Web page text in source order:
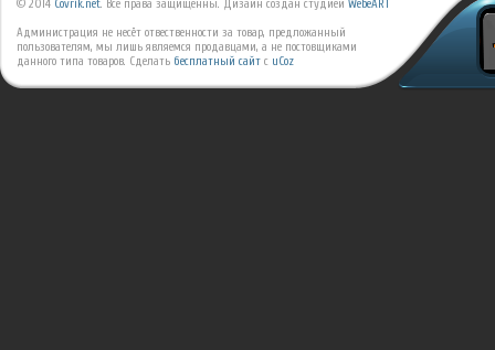
© 2014 Covrik.net. Все права защищенны. Дизайн создан студией WebeART
Администрация не несёт отвественности за товар, предложанный
пользователям, мы лишь являемся продавцами, а не постовщиками
данного типа товаров. Сделать бесплатный сайт с uCoz